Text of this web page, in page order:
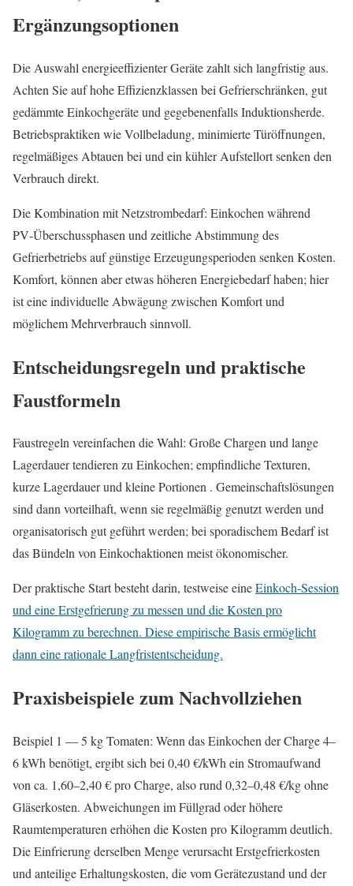
Ergänzungsoptionen
Die Auswahl energieeffizienter Geräte zahlt sich langfristig aus.
Achten Sie auf hohe Effizienzklassen bei Gefrierschränken, gut
gedämmte Einkochgeräte und gegebenenfalls Induktionsherde.
Betriebspraktiken wie Vollbeladung, minimierte Türöffnungen,
regelmäßiges Abtauen bei und ein kühler Aufstellort senken den
Verbrauch direkt.
Die Kombination mit Netzstrombedarf: Einkochen während
PV‑Überschussphasen und zeitliche Abstimmung des
Gefrierbetriebs auf günstige Erzeugungsperioden senken Kosten.
Komfort, können aber etwas höheren Energiebedarf haben; hier
ist eine individuelle Abwägung zwischen Komfort und
möglichem Mehrverbrauch sinnvoll.
Entscheidungsregeln und praktische
Faustformeln
Faustregeln vereinfachen die Wahl: Große Chargen und lange
Lagerdauer tendieren zu Einkochen; empfindliche Texturen,
kurze Lagerdauer und kleine Portionen . Gemeinschaftslösungen
sind dann vorteilhaft, wenn sie regelmäßig genutzt werden und
organisatorisch gut geführt werden; bei sporadischem Bedarf ist
das Bündeln von Einkochaktionen meist ökonomischer.
Der praktische Start besteht darin, testweise eineEinkoch‑Session
und eine Erstgefrierung zu messen und die Kosten pro
Kilogramm zu berechnen. Diese empirische Basis ermöglicht
dann eine rationale Langfristentscheidung.
Praxisbeispiele zum Nachvollziehen
Beispiel 1 — 5 kg Tomaten: Wenn das Einkochen der Charge 4–
6 kWh benötigt, ergibt sich bei 0,40 €/kWh ein Stromaufwand
von ca. 1,60–2,40 € pro Charge, also rund 0,32–0,48 €/kg ohne
Gläserkosten. Abweichungen im Füllgrad oder höhere
Raumtemperaturen erhöhen die Kosten pro Kilogramm deutlich.
Die Einfrierung derselben Menge verursacht Erstgefrierkosten
und anteilige Erhaltungskosten, die vom Gerätezustand und der